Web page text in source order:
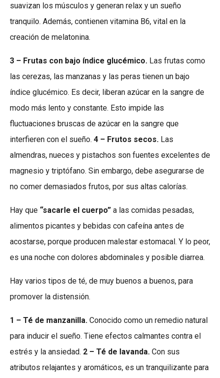
suavizan los músculos y generan relax y un sueño
tranquilo. Además, contienen vitamina B6, vital en la
creación de melatonina.
3 – Frutas con bajo índice glucémico. Las frutas como
las cerezas, las manzanas y las peras tienen un bajo
índice glucémico. Es decir, liberan azúcar en la sangre de
modo más lento y constante. Esto impide las
fluctuaciones bruscas de azúcar en la sangre que
interfieren con el sueño. 4 – Frutos secos. Las
almendras, nueces y pistachos son fuentes excelentes de
magnesio y triptófano. Sin embargo, debe asegurarse de
no comer demasiados frutos, por sus altas calorías.
Hay que “sacarle el cuerpo” a las comidas pesadas,
alimentos picantes y bebidas con cafeína antes de
acostarse, porque producen malestar estomacal. Y lo peor,
es una noche con dolores abdominales y posible diarrea.
Hay varios tipos de té, de muy buenos a buenos, para
promover la distensión.
1 – Té de manzanilla. Conocido como un remedio natural
para inducir el sueño. Tiene efectos calmantes contra el
estrés y la ansiedad. 2 – Té de lavanda. Con sus
atributos relajantes y aromáticos, es un tranquilizante para